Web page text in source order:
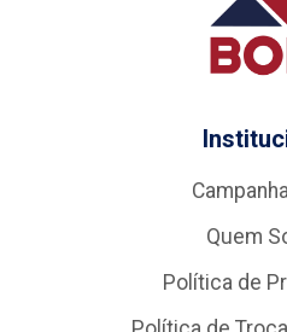
Quem
Política de